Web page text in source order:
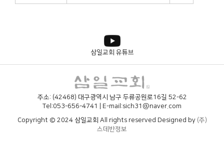
삼일교회 유튜브
주소: (42468) 대구광역시 남구 두류공원로16길 52-62
Tel:053-656-4741 | E-mail:sich31@naver.com
Copyright © 2024 삼일교회 All rights reserved Designed by (주)
스데반정보